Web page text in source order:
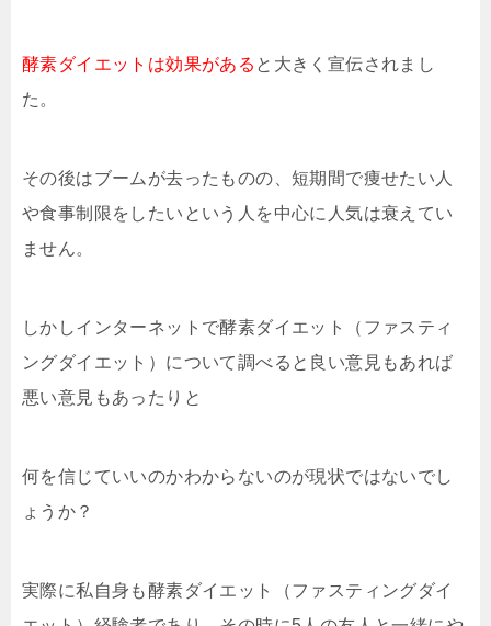
酵素ダイエットは効果がある と大きく宣伝されまし
た。
その後はブームが去ったものの、短期間で痩せたい人
や食事制限をしたいという人を中心に人気は衰えてい
ません。
しかしインターネットで酵素ダイエット（ファスティ
ングダイエット）について調べると良い意見もあれば
悪い意見もあったりと
何を信じていいのかわからないのが現状ではないでし
ょうか？
実際に私自身も酵素ダイエット（ファスティングダイ